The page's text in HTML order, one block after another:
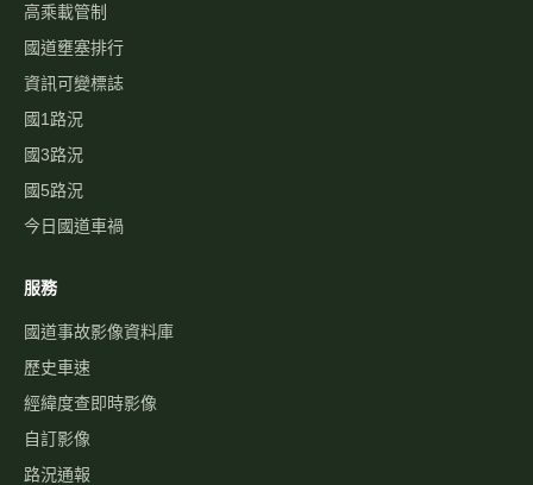
高乘載管制
國道壅塞排行
資訊可變標誌
國1路況
國3路況
國5路況
今日國道車禍
服務
國道事故影像資料庫
歷史車速
經緯度查即時影像
自訂影像
路況通報